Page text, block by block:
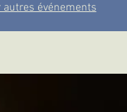
autres événements